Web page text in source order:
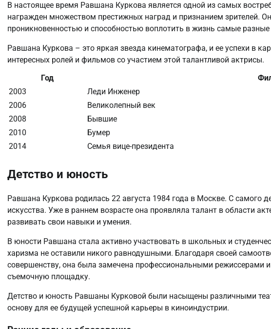
В настоящее время Равшана Куркова является одной из самых
награжден множеством престижных наград и признанием зрителей.
проникновенностью и способностью воплотить в жизнь самые
Равшана Куркова – это яркая звезда кинематографа, и ее успехи в
интересных ролей и фильмов со участием этой талантливой актрисы.
Год
2003
Леди Инженер
2006
Великолепный век
2008
Бывшие
2010
Бумер
2014
Семья вице-президента
Детство и юность
Равшана Куркова родилась 22 августа 1984 года в Москве. С самого
искусства. Уже в раннем возрасте она проявляла талант в области
развивать свои навыки и умения.
В юности Равшана стала активно участвовать в школьных и
харизма не оставили никого равнодушными. Благодаря своей
совершенству, она была замечена профессиональными режиссерами
съемочную площадку.
Детство и юность Равшаны Курковой были насыщены различными
основу для ее будущей успешной карьеры в киноиндустрии.